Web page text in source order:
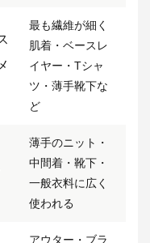
最も繊維が細く
肌着・ベースレ
イヤー・Tシャ
ツ・薄手靴下な
ど
薄手のニット・
中間着・靴下・
一般衣料に広く
使われる
アウター・ブラ